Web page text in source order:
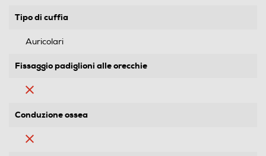
Tipo di cuffia
Auricolari
Fissaggio padiglioni alle orecchie
Conduzione ossea